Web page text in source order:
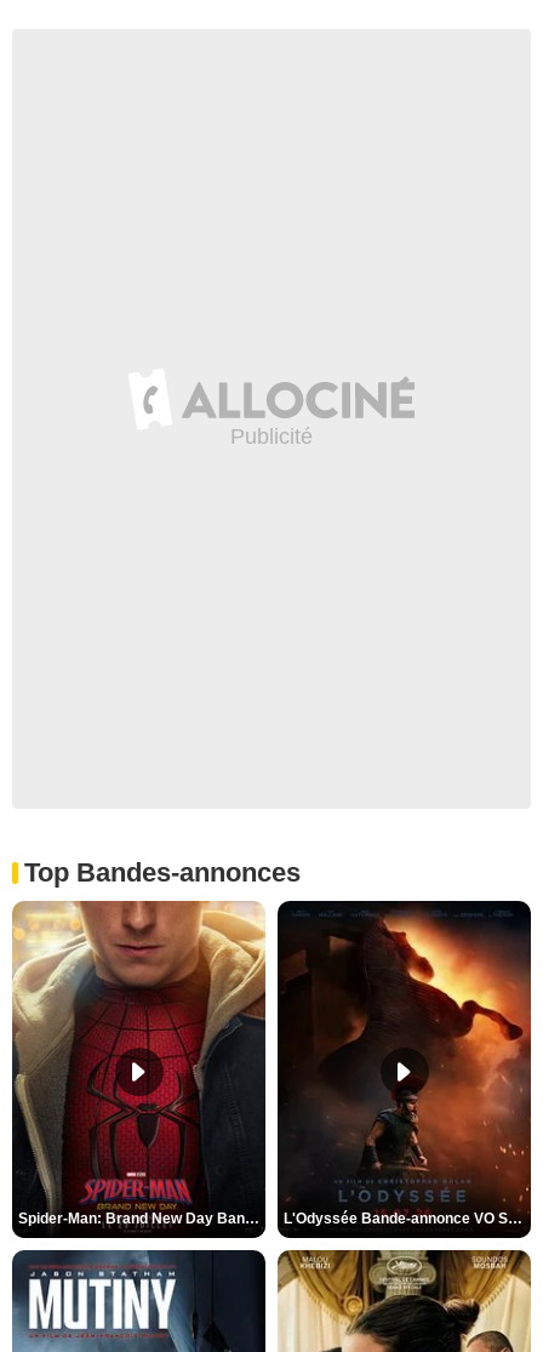
Top Bandes-annonces
Spider-Man: Brand New Day Bande-annonce VO STFR L'Odyssée Bande-annonce VO STFR